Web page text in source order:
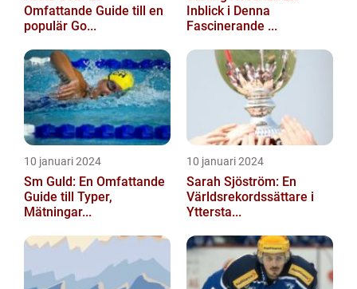
Omfattande Guide till en
populär Go...
Inblick i Denna
Fascinerande ...
10 januari 2024
Sm Guld: En Omfattande
Guide till Typer,
Mätningar...
10 januari 2024
Sarah Sjöström: En
Världsrekordssättare i
Yttersta...